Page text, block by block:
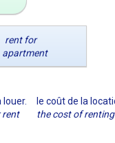
rent for
apartment
rent
le coût de la
the cost of renting